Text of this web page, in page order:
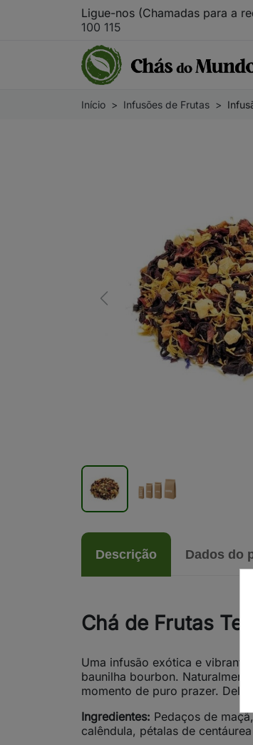
Ligue-nos (Chamadas para a
100 115
Início Infusões de Frutas
Previous
Descrição Dados do
Chá de Frutas
Uma infusão exótica e
baunilha bourbon.
momento de puro prazer.
Ingredientes: Pedaços de
calêndula, pétalas de